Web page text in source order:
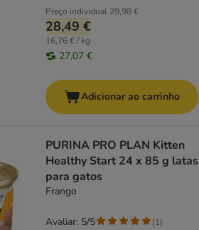
Preço individual 29,98 €
28,49 €
16,76 € / kg
27,07 €
Adicionar ao carrinho
PURINA PRO PLAN Kitten
Healthy Start 24 x 85 g latas
para gatos
Frango
Avaliar: 5/5 (1)